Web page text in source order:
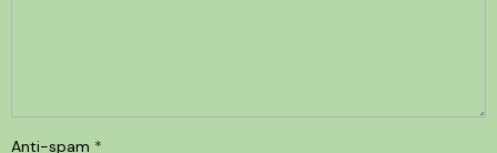
Anti-spam